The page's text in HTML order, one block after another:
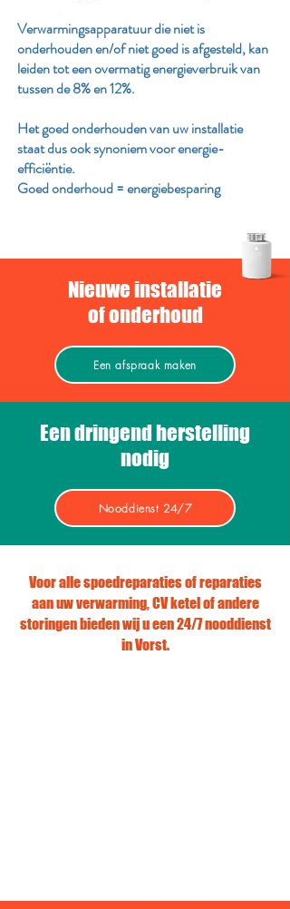
Verwarmingsapparatuur die niet is
onderhouden en/of niet goed is afgesteld, kan
leiden tot een overmatig energieverbruik van
tussen de 8% en 12%.
Het goed onderhouden van uw installatie
staat dus ook synoniem voor energie-
efficiëntie.
Goed onderhoud = energiebesparing
Nieuwe installatie
of onderhoud
Een afspraak maken
Een dringend herstelling
nodig
Nooddienst 24/7
Voor alle spoedreparaties of reparaties
aan uw verwarming, CV ketel of andere
storingen bieden wij u een 24/7 nooddienst
in Vorst.